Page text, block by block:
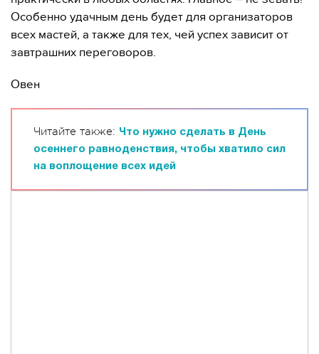
Особенно удачным день будет для организаторов
всех мастей, а также для тех, чей успех зависит от
завтрашних переговоров.
Овен
Читайте также: Что нужно сделать в День
осеннего равноденствия, чтобы хватило сил
на воплощение всех идей